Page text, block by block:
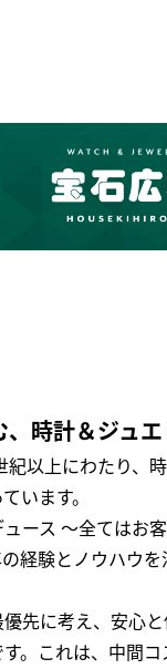
時計＆ジュエ
以上にわたり、
います。
ース ～全てはお
経験とノウハウ
先に考え、安心
。これは、中間